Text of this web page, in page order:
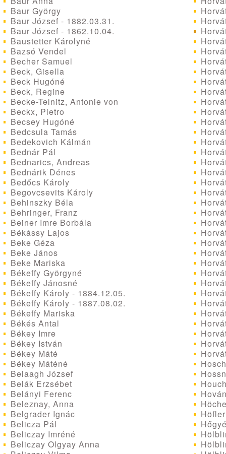
Baur György
Baur József - 1882.03.31.
Baur József - 1862.10.04.
Baustetter Károlyné
Bazsó Vendel
Becher Samuel
Beck, Gisella
Beck Hugóné
Beck, Regine
Becke-Telnitz, Antonie von
Beckx, Pietro
Becsey Hugóné
Bedcsula Tamás
Bedekovich Kálmán
Bednár Pál
Bednarics, Andreas
Bednárik Dénes
Bedőcs Károly
Begovcsevits Károly
Behinszky Béla
Behringer, Franz
Beiner Imre Borbála
Békássy Lajos
Beke Géza
Beke János
Beke Mariska
Békeffy Györgyné
Békeffy Jánosné
Békeffy Károly - 1884.12.05.
Békeffy Károly - 1887.08.02.
Békeffy Mariska
Békés Antal
Békey Imre
Békey István
Békey Máté
Békey Máténé
Belaagh József
Belák Erzsébet
Belányi Ferenc
Beleznay, Anna
Belgrader Ignác
Belicza Pál
Beliczay Imréné
Beliczay Olgyay Anna